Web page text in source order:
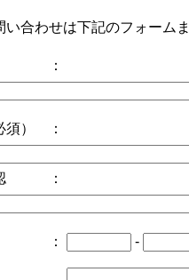
合わせは下記のフォーム
） ：
須） ：
認 ：
： -